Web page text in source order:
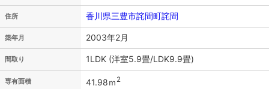
住所 香川県三豊市詫間町詫間
築年月 2003年2月
間取り 1LDK (洋室5.9畳/LDK9.9畳)
専有面積 41.98ｍ 2